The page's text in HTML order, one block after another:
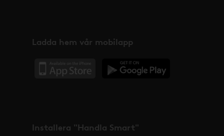
Ladda hem vår mobilapp
Installera "Handla Smart"